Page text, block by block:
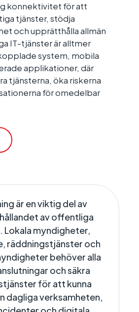
konnektivitet för att
tjänster, stödja
och upprätthålla allmän
IT-tjänster är alltmer
system, mobila
applikationer, där
tjänsterna, öka riskerna
för omedelbar
är en viktig del av
av offentliga
Lokala myndigheter,
räddningstjänster och
behöver alla
och säkra
för att kunna
dagliga verksamheten,